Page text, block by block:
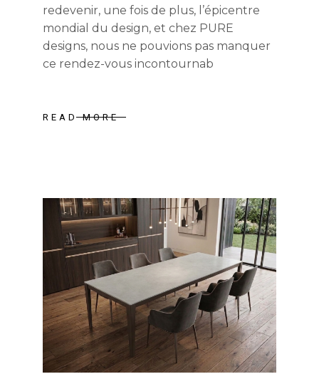
redevenir, une fois de plus, l’épicentre
mondial du design, et chez PURE
designs, nous ne pouvions pas manquer
ce rendez-vous incontournab
READ MORE